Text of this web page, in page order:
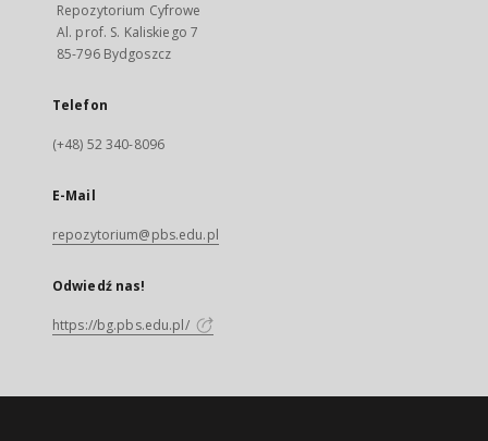
Repozytorium Cyfrowe
Al. prof. S. Kaliskiego 7
85-796 Bydgoszcz
Telefon
(+48) 52 340-8096
E-Mail
repozytorium@pbs.edu.pl
Odwiedź nas!
https://bg.pbs.edu.pl/